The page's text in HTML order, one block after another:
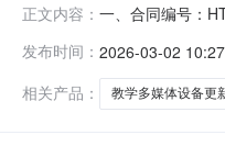
正文内容： 一、合同编号：
超卓机电工程有
发布时间： 2026-03-02 10:27
相关产品：
教学多媒体设备更